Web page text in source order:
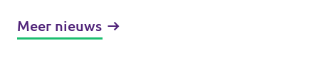
Meer nieuws